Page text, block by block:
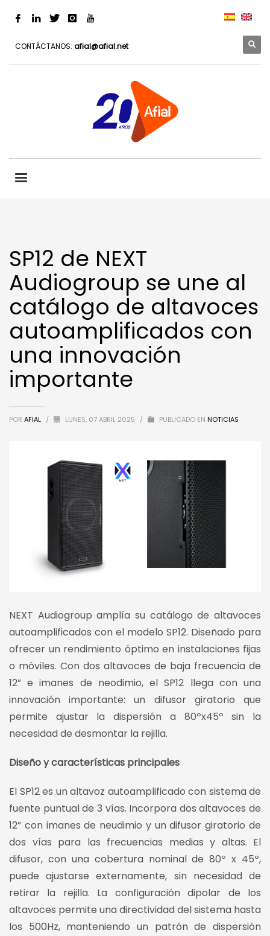
CONTÁCTANOS: afial@afial.net
SP12 de NEXT
Audiogroup se une al
catálogo de altavoces
autoamplificados con
una innovación
importante
POR AFIAL / LUNES, 07 ABRIL 2025 / PUBLICADO EN NOTICIAS
NEXT Audiogroup amplía su catálogo de altavoces
autoamplificados con el modelo SP12. Diseñado para
ofrecer un rendimiento óptimo en instalaciones fijas
o móviles. Con dos altavoces de baja frecuencia de
12” e imanes de neodimio, el SP12 llega con una
innovación importante: un difusor giratorio que
permite ajustar la dispersión a 80ºx45º sin la
necesidad de desmontar la rejilla.
Diseño y características principales
El SP12 es un altavoz autoamplificado con sistema de
fuente puntual de 3 vías. Incorpora dos altavoces de
12” con imanes de neudimio y un difusor giratorio de
dos vías para las frecuencias medias y altas. El
difusor, con una cobertura nominal de 80º x 45º,
puede ajustarse externamente, sin necesidad de
retirar la rejilla. La configuración dipolar de los
altavoces permite una directividad del sistema hasta
los 500Hz, manteniendo un patrón de dispersión